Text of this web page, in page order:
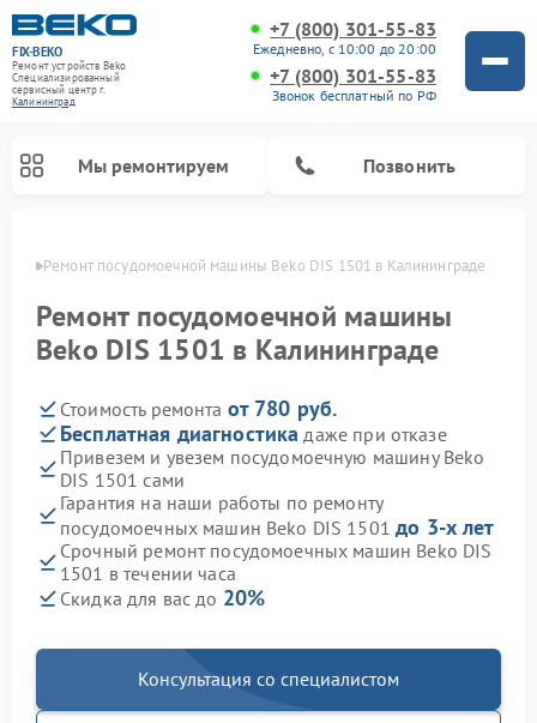
FIX-BEKO
Ремонт устройств Beko
Специализированный
cервисный центр г.
Калининград
+7 (800) 301-55-83
Ежедневно, с 10:00 до 20:00
+7 (800) 301-55-83
Звонок бесплатный по РФ
Мы ремонтируем Позвонить
Ремонт посудомоечной машины Beko DIS 1501 в Калининграде
Ремонт посудомоечной машины
Beko DIS 1501 в Калининграде
Стоимость ремонта от 780 руб.
Бесплатная диагностика даже при отказе
Привезем и увезем посудомоечную машину Beko
DIS 1501 сами
Гарантия на наши работы по ремонту
посудомоечных машин Beko DIS 1501до 3-х лет
Срочный ремонт посудомоечных машин Beko DIS
1501 в течении часа
Скидка для вас до 20%
Консультация со специалистом